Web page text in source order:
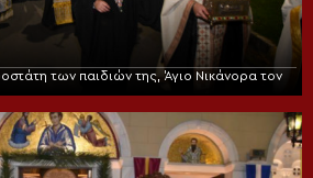
των παιδιών της, Άγιο Νικάνορα τον